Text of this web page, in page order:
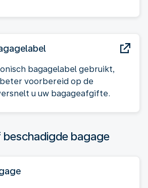
bagagelabel gebruikt,
voorbereid op de
u uw bagageafgifte.
bagage